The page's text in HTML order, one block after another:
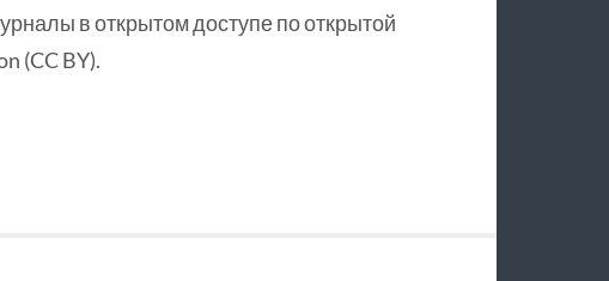
в открытом доступе по открытой
(CC BY).